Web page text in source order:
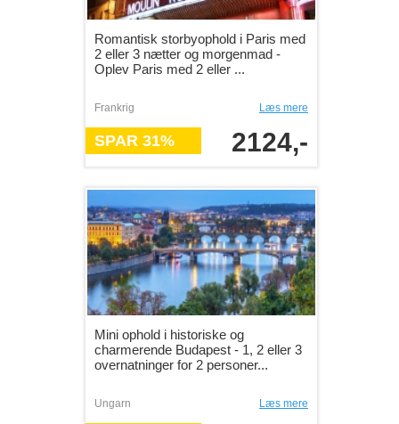
Romantisk storbyophold i Paris med
2 eller 3 nætter og morgenmad -
Oplev Paris med 2 eller ...
Frankrig Læs mere
SPAR 31% 2124,-
Mini ophold i historiske og
charmerende Budapest - 1, 2 eller 3
overnatninger for 2 personer...
Ungarn Læs mere